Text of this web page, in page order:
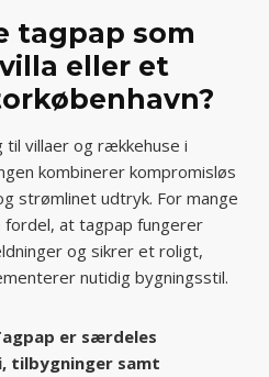
tagpap som
eller et
villaer og rækkehuse i
kombinerer kompromisløs
strømlinet udtryk. For mange
at tagpap fungerer
og sikrer et roligt,
nutidig bygningsstil.
er særdeles
tilbygninger samt